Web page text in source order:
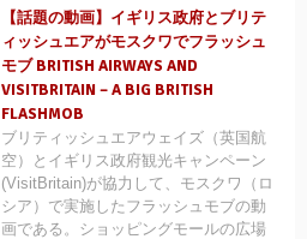
【話題の動画】イギリス政府とブリテ
ィッシュエアがモスクワでフラッシュ
モブ BRITISH AIRWAYS AND
VISITBRITAIN – A BIG BRITISH
FLASHMOB
ブリティッシュエアウェイズ（英国航
空）とイギリス政府観光キャンペーン
(VisitBritain)が協力して、モスクワ（ロ
シア）で実施したフラッシュモブの動
画である。ショッピングモールの広場